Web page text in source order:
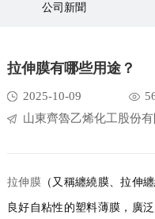
公司新聞
拉伸膜有哪些用途？
2025-10-09
山東齊魯乙烯化工股份有
拉伸膜 （又稱纏繞膜、拉伸
良好自粘性的塑料薄膜，廣